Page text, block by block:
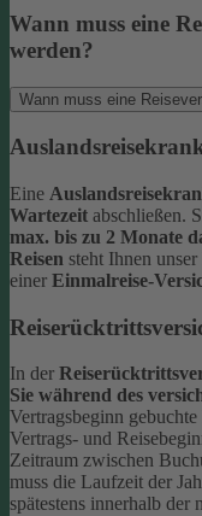
Wann muss eine
werden?
Wann muss eine
Eine
Wartezeit abschließen.
max. bis zu 2 Monate
Reisen steht Ihnen
einer Einmalreise-
In der
Sie während des
Vertragsbeginn
Vertrags- und
Zeitraum zwischen
muss die Laufzeit der
spätestens innerhalb der